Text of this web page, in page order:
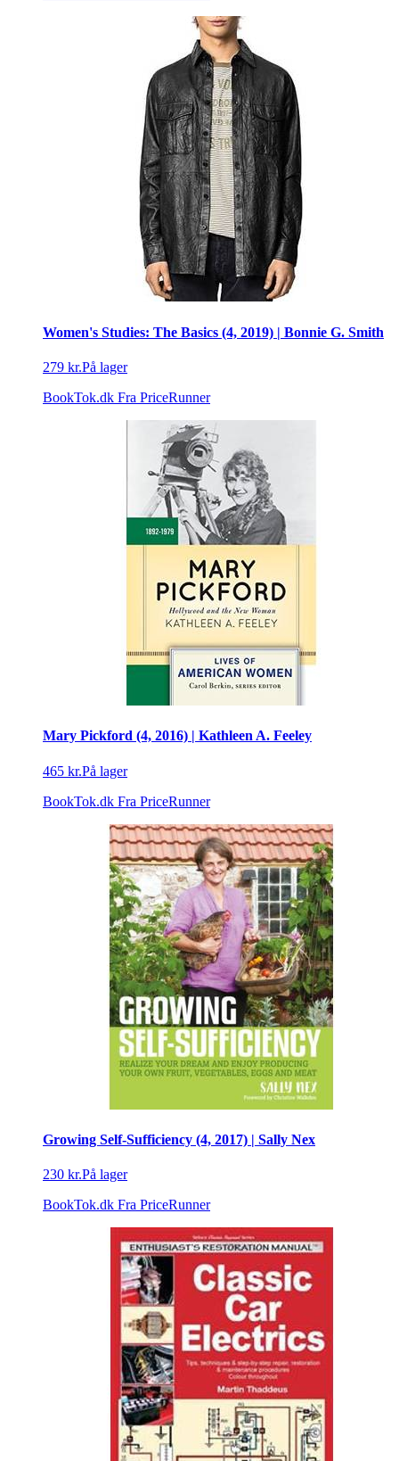
Women's Studies: The Basics (4, 2019) | Bonnie G. Smith
279 kr.På lager
BookTok.dk Fra PriceRunner
Mary Pickford (4, 2016) | Kathleen A. Feeley
465 kr.På lager
BookTok.dk Fra PriceRunner
Growing Self-Sufficiency (4, 2017) | Sally Nex
230 kr.På lager
BookTok.dk Fra PriceRunner